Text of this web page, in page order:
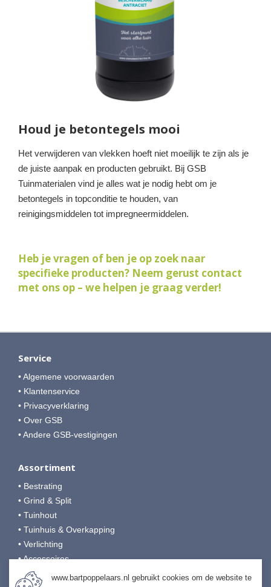
Houd je betontegels mooi
Het verwijderen van vlekken hoeft niet moeilijk te zijn als je
de juiste aanpak en producten gebruikt. Bij GSB
Tuinmaterialen vind je alles wat je nodig hebt om je
betontegels in topconditie te houden, van
reinigingsmiddelen tot impregneermiddelen.
Heb je vragen of ben je op zoek naar
specifieke producten? Neem gerust contact
met ons op – we helpen je graag verder!
Service
• Algemene voorwaarden
• Klantenservice
• Privacyverklaring
• Over GSB
• Andere GSB-vestigingen
Assortiment
• Bestrating
• Grind & Split
• Tuinhout
• Tuinhuis & Overkapping
• Verlichting
• Accessoires
• Afwerking & Onderhoud
www.bartpoppelaars.nl gebruikt cookies om de website te